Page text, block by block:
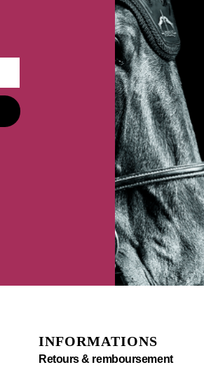
INFORMATIONS
Retours & remboursement